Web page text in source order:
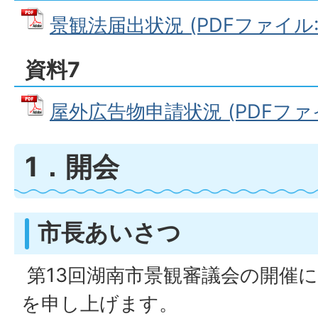
景観法届出状況 (PDFファイ
資料7
屋外広告物申請状況 (PDFフ
1．開会
市長あいさつ
第13回湖南市景観審議会の開催
を申し上げます。